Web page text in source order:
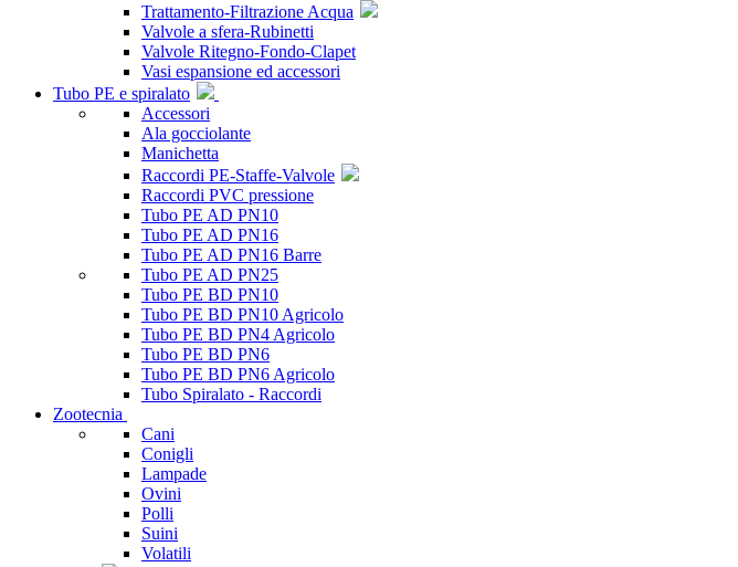
Trattamento-Filtrazione Acqua
Valvole a sfera-Rubinetti
Valvole Ritegno-Fondo-Clapet
Vasi espansione ed accessori
Tubo PE e spiralato
Accessori
Ala gocciolante
Manichetta
Raccordi PE-Staffe-Valvole
Raccordi PVC pressione
Tubo PE AD PN10
Tubo PE AD PN16
Tubo PE AD PN16 Barre
Tubo PE AD PN25
Tubo PE BD PN10
Tubo PE BD PN10 Agricolo
Tubo PE BD PN4 Agricolo
Tubo PE BD PN6
Tubo PE BD PN6 Agricolo
Tubo Spiralato - Raccordi
Zootecnia
Cani
Conigli
Lampade
Ovini
Polli
Suini
Volatili